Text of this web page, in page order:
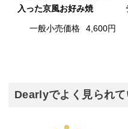
入った京風お好み焼
一般小売価格 4,600円
Dearlyでよく見られ